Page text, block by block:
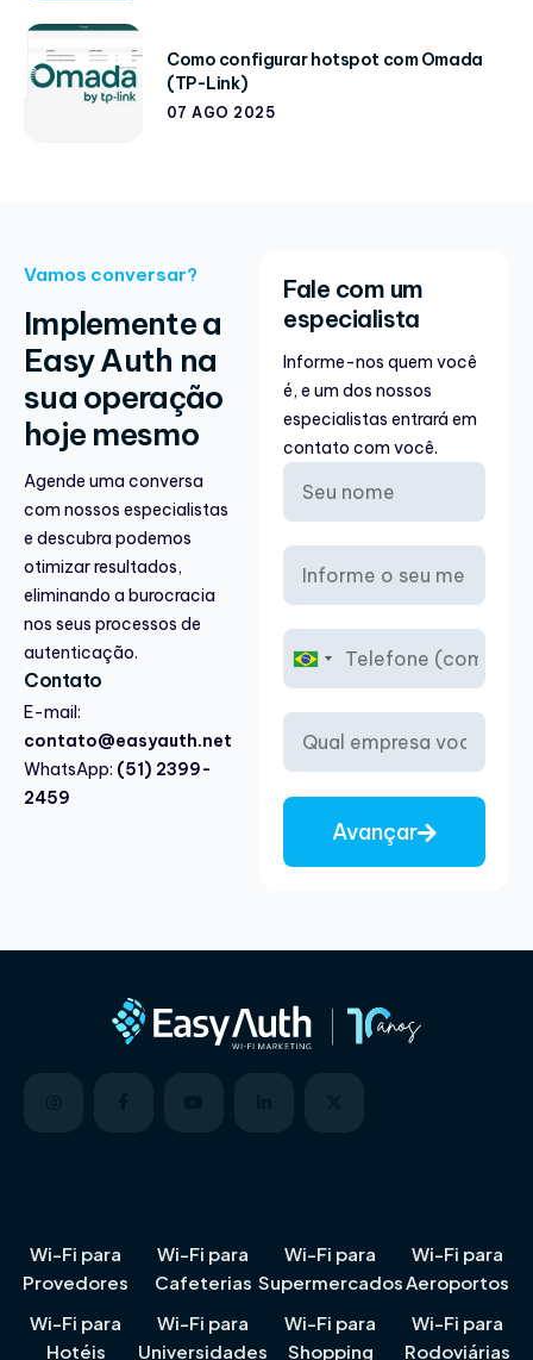
Como configurar hotspot com Omada
(TP-Link)
07 AGO 2025
Vamos conversar?
Implemente a
Easy Auth na
sua operação
hoje mesmo
Agende uma conversa
com nossos especialistas
e descubra podemos
otimizar resultados,
eliminando a burocracia
nos seus processos de
autenticação.
Contato
E-mail:
contato@easyauth.net
WhatsApp: (51) 2399-
2459
Fale com um
especialista
Informe-nos quem você
é, e um dos nossos
especialistas entrará em
contato com você.
B
r
a
l
+
Avançar
Wi-Fi para
Provedores
Wi-Fi para
Hotéis
Wi-Fi para
Cafeterias
Wi-Fi para
Universidades
Wi-Fi para
Supermercados
Wi-Fi para
Shopping
Wi-Fi para
Aeroportos
Wi-Fi para
Rodoviárias